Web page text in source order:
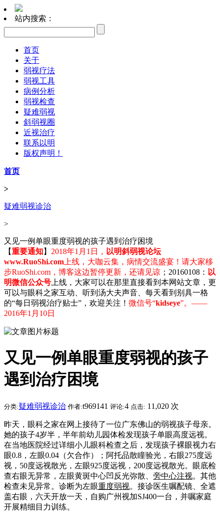
站内搜索：
首页
关于
弱视疗法
弱视工具
病例分析
弱视检查
疑难弱视
斜弱视圈
近视治疗
联系以明
版权声明！
首页
>
疑难弱视诊治
>
又见一例单眼重度弱视的孩子遇到治疗困境
【重要通知】 2018年1月1日， 以明斜弱视论坛
www.RuoShi.com 上线，大咖云集，病情交流盛宴！请大家移
步RuoShi.com，博客这边暂停更新，还请见谅 ；20160108： 以
明微信公众号 上线，大家可以在那里直接看到本网站文章，更
可以与眼科之家互动、听到汤大夫声音、每天看到别具一格
的“每日弱视治疗贴士”，欢迎关注！ 微信号“kidseye”。——
2016年1月10日
又见一例单眼重度弱视的孩子
遇到治疗困境
分类:疑难弱视诊治 作者:t969141 评论:4 点击: 11,020 次
昨天，眼科之家在网上接待了一位广东佛山的弱视孩子母亲。
她的孩子4岁半，半年前幼儿园体检发现孩子单眼高度远视。
在当地医院经过详细小儿眼科检查之后，发现孩子裸眼视力右
眼0.8，左眼0.04（欠合作）；阿托品散瞳验光，右眼275度远
视，50度远视散光，左眼925度远视，200度远视散光。眼底检
查右眼无异常，左眼黄斑中心凹反光弥散、 旁中心注视。其他
检查未见异常。诊断为左眼重度弱视。接诊医生嘱配镜、全遮
盖右眼，六天开放一天，自购广州视加SJ400一台，并嘱家庭
开展精细目力训练。